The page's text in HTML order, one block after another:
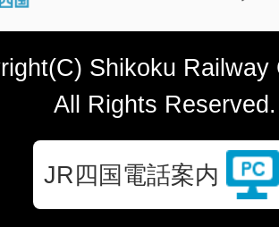
Shikoku Railway
All Rights Reserved.
JR四国電話案内